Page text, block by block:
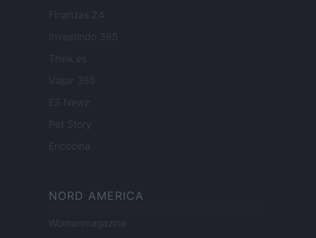
Finanzas 24
Investindo 365
Think.es
Viajar 365
ES Newz
Pet Story
Encocina
NORD AMERICA
Womanmagazine